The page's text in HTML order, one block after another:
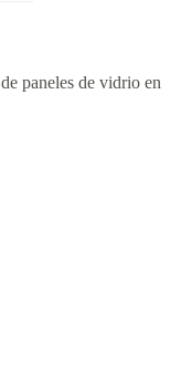
de paneles de vidrio en